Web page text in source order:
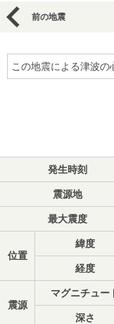
前の地震
この地震による津波の
発生時刻
震源地
最大震度
位置
緯度
経度
震源
マグニチュー
深さ